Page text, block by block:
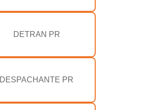
DETRAN PR
DESPACHANTE PR